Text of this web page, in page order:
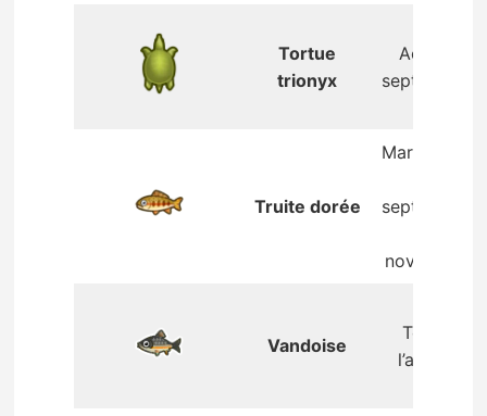
Tortue
trionyx
Août –
septembre
Truite dorée
Mars – mai
septembre
novembre
Vandoise
Toute
l’année